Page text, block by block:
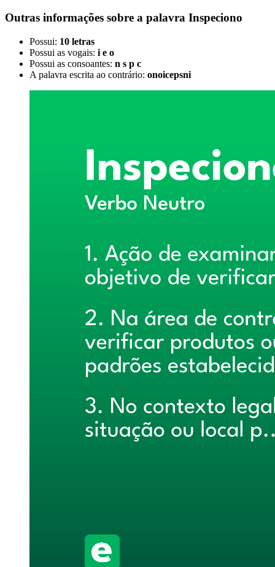
Outras informações sobre a palavra Inspeciono
Possui: 10 letras
Possui as vogais: i e o
Possui as consoantes: n s p c
A palavra escrita ao contrário: onoicepsni